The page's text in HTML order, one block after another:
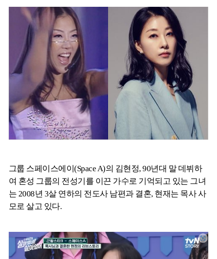
그룹 스페이스에이(Space A)의 김현정, 90년대 말 데뷔하
여 혼성 그룹의 전성기를 이끈 가수로 기억되고 있는 그녀
는 2008년 3살 연하의 전도사 남편과 결혼, 현재는 목사 사
모로 살고 있다.